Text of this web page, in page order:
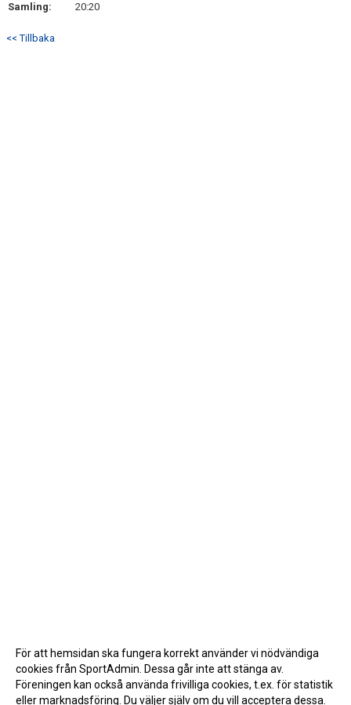
DOKUMENT
KONTAKT
Samling:
20:20
<< Tillbaka
För att hemsidan ska fungera korrekt använder vi nödvändiga
cookies från SportAdmin. Dessa går inte att stänga av.
Föreningen kan också använda frivilliga cookies, t.ex. för statistik
eller marknadsföring. Du väljer själv om du vill acceptera dessa.